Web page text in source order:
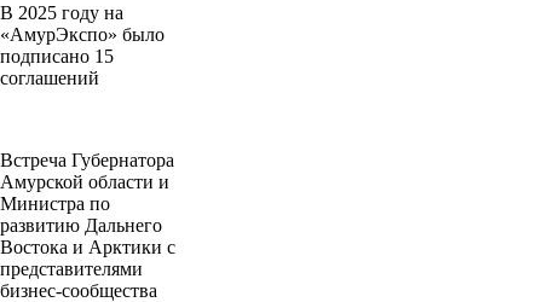
В 2025 году на
«АмурЭкспо» было
подписано 15
соглашений
Встреча Губернатора
Амурской области и
Министра по
развитию Дальнего
Востока и Арктики с
представителями
бизнес-сообщества